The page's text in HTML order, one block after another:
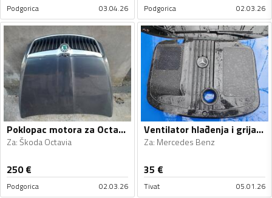
Podgorica 03.04.26 Podgorica 02.03.26
Poklopac motora za Octavia
Za:Škoda Octavia
250€
Podgorica 02.03.26
Ventilator hlađenja i grijanja za
Za: Mercedes Benz
35 €
Tivat 05.01.26